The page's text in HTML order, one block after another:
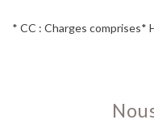
* CC : Charges comprises*